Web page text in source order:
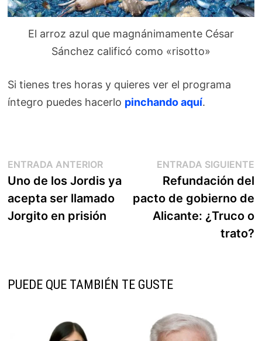
El arroz azul que magnánimamente César
Sánchez calificó como «risotto»
Si tienes tres horas y quieres ver el programa
íntegro puedes hacerlo pinchando aquí.
Navegación
de
entradas
ENTRADA ANTERIOREntrada
anterior:
Uno de los Jordis ya
acepta ser llamado
Jorgito en prisión
ENTRADA SIGUIENTE
Refundación del
pacto de gobierno de
Alicante: ¿Truco o
trato?
PUEDE QUE TAMBIÉN TE GUSTE